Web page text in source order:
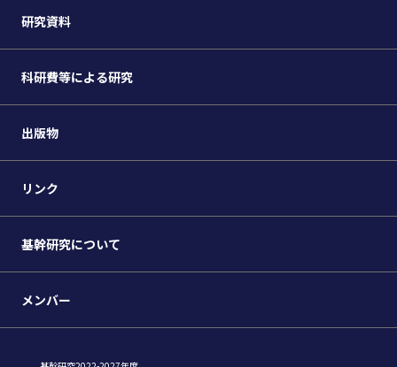
研究資料
科研費等による研究
出版物
リンク
基幹研究について
メンバー